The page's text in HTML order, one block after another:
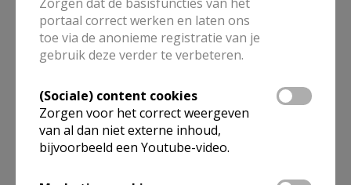
AANMELDEN OF REGISTREREN
ALLE DETAILS TONEN
Omgeving
Niet gevonden wat je zocht? Hier vind je
portaal correct werken en laten ons
toe via de anonieme registratie van je
gebruik deze verder te verbeteren.
(Sociale) content cookies
Zorgen voor het correct weergeven
van al dan niet externe inhoud,
bijvoorbeeld een Youtube-video.